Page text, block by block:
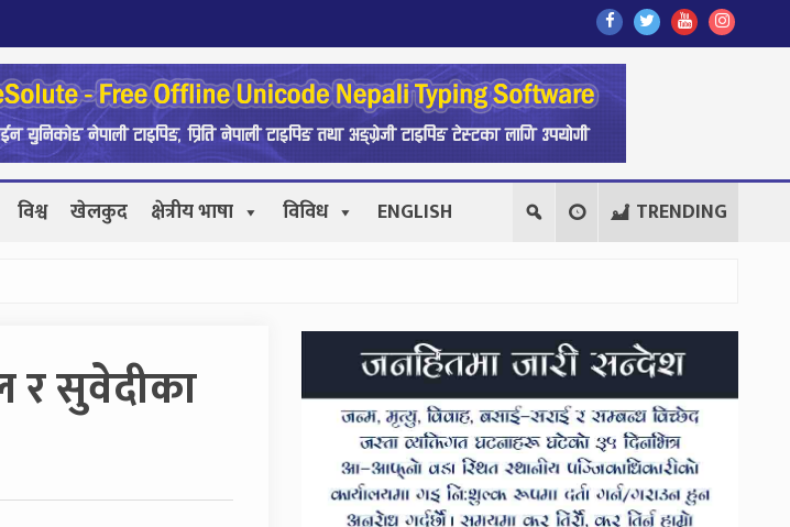
Find
Us
On
Facebook
Find
Us
Find
Us
Follow
Us
विश्व खेलकुद क्षेत्रीय भाषा विविध ENGLISH TRENDING
र सुवेदीका
Secondary
Sidebar